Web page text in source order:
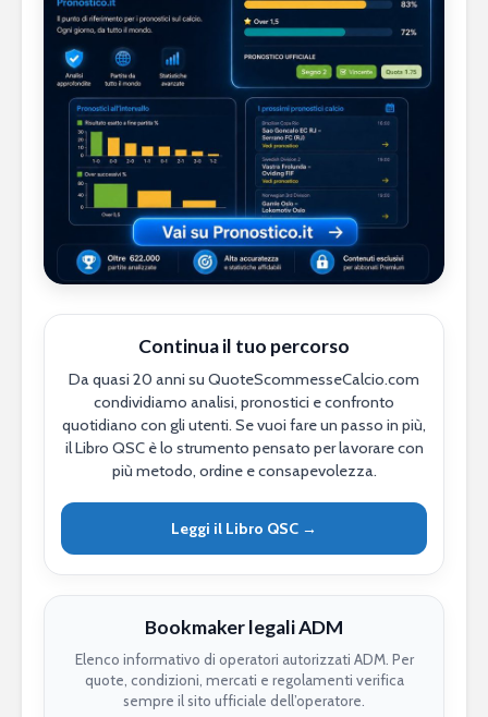
Continua il tuo percorso
Da quasi 20 anni su QuoteScommesseCalcio.com
condividiamo analisi, pronostici e confronto
quotidiano con gli utenti. Se vuoi fare un passo in più,
il Libro QSC è lo strumento pensato per lavorare con
più metodo, ordine e consapevolezza.
Leggi il Libro QSC →
Bookmaker legali ADM
Elenco informativo di operatori autorizzati ADM. Per
quote, condizioni, mercati e regolamenti verifica
sempre il sito ufficiale dell’operatore.